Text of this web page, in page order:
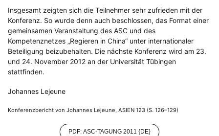
Insgesamt zeigten sich die Teilnehmer sehr zufrieden mit der
Konferenz. So wurde denn auch beschlossen, das Format einer
gemeinsamen Veranstaltung des ASC und des
Kompetenznetzes „Regieren in China“ unter internationaler
Beteiligung beizubehalten. Die nächste Konferenz wird am 23.
und 24. November 2012 an der Universität Tübingen
stattfinden.
Johannes Lejeune
Konferenzbericht von Johannes Lejeune, ASIEN 123 (S. 126–129)
PDF: ASC-TAGUNG 2011 {DE}